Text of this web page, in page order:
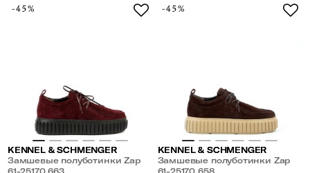
-45%
KENNEL & SCHMENGER
Замшевые полуботинки Zap
-45%
KENNEL & SCHMENGER
Замшевые полуботинки Zap